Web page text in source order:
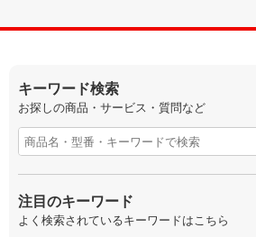
キーワード検索
お探しの商品・サービス・質問など
注目のキーワード
よく検索されているキーワードはこちら